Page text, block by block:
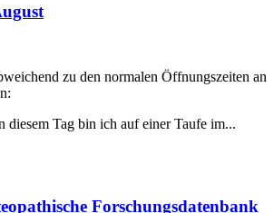
zu den normalen Öffnungszeiten an
diesem Tag bin ich auf einer Taufe im...
Forschungsdatenbank